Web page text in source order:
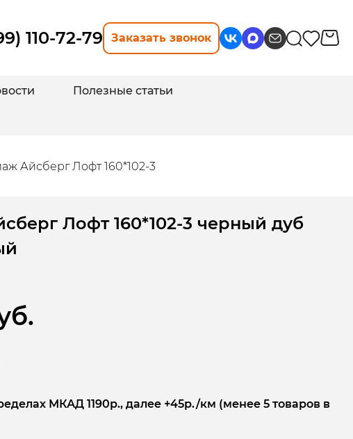
110-72-79 Заказать звонок
Полезные статьи
Айсберг Лофт 160*102-3
Лофт 160*102-3 черный дуб
МКАД 1190р., далее +45р./км (менее 5 товаров в